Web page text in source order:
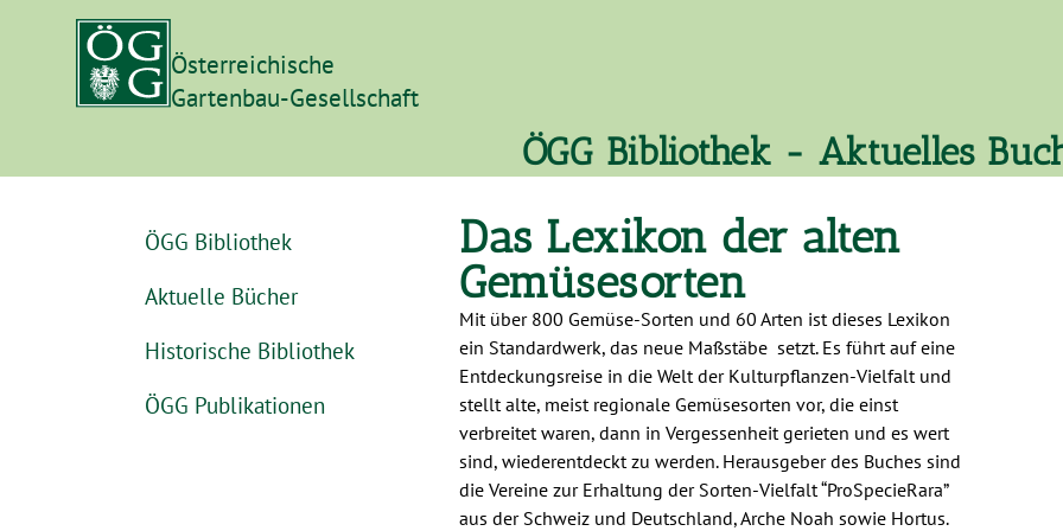
Österreichische
Gartenbau-Gesellschaft
ÖGG Bibliothek - Aktuelles
ÖGG Bibliothek
Aktuelle Bücher
Historische Bibliothek
ÖGG Publikationen
Das Lexikon der alten
Gemüsesorten
Mit über 800 Gemüse-Sorten und 60 Arten ist dieses Lexikon
ein Standardwerk, das neue Maßstäbe setzt. Es führt auf eine
Entdeckungsreise in die Welt der Kulturpflanzen-Vielfalt und
stellt alte, meist regionale Gemüsesorten vor, die einst
verbreitet waren, dann in Vergessenheit gerieten und es wert
sind, wiederentdeckt zu werden. Herausgeber des Buches sind
die Vereine zur Erhaltung der Sorten-Vielfalt “ProSpecieRara”
aus der Schweiz und Deutschland, Arche Noah sowie Hortus.